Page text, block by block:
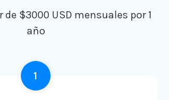
$3000 USD mensuales por 1
año
1